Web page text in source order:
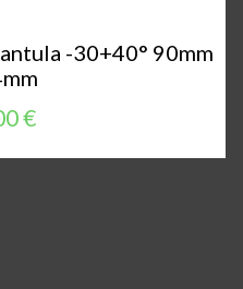
-30+40° 90mm
€